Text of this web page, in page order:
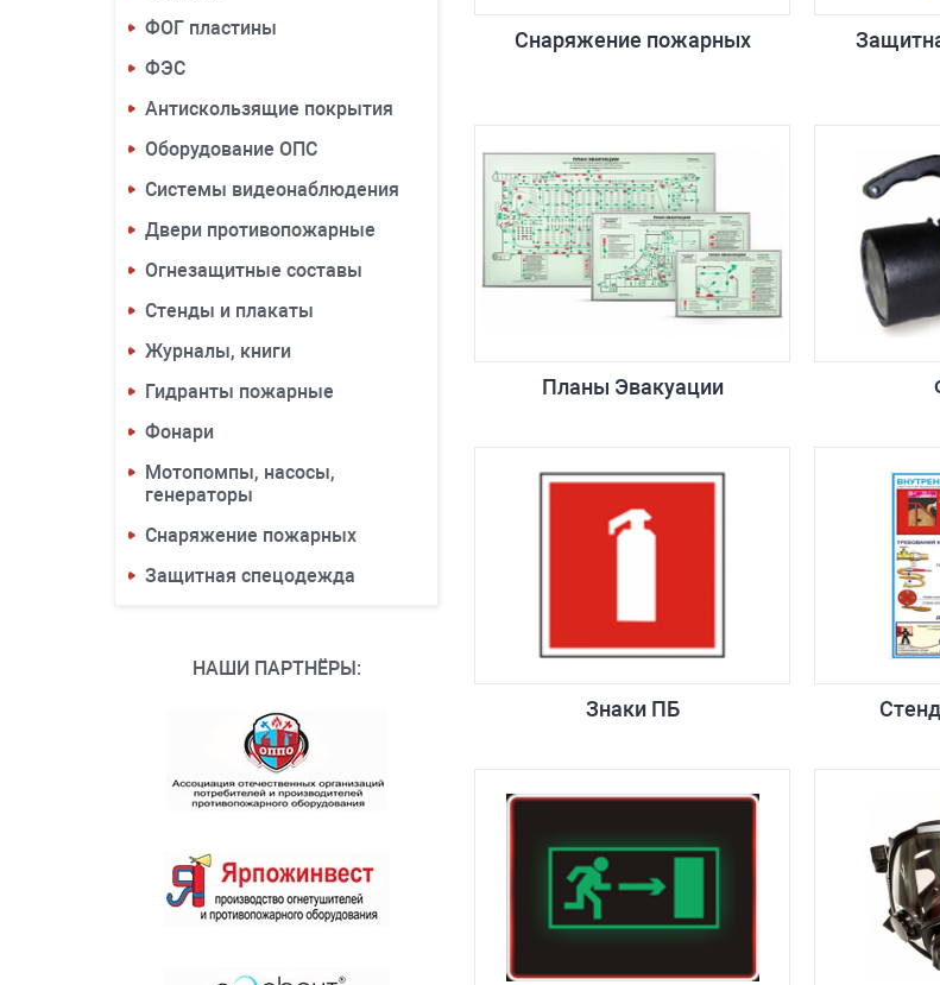
ФОГ пластины
ФЭС
Антискользящие покрытия
Оборудование ОПС
Системы видеонаблюдения
Двери противопожарные
Огнезащитные составы
Стенды и плакаты
Журналы, книги
Гидранты пожарные
Фонари
Мотопомпы, насосы,
генераторы
Снаряжение пожарных
Защитная спецодежда
НАШИ ПАРТНЁРЫ:
Снаряжение пожарных
Планы Эвакуации
Знаки ПБ